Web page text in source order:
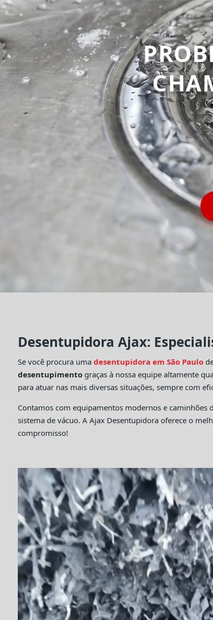
Desentupidora Ajax:
Se você procura uma desentupidora em São Paulo
desentupimentograças à nossa equipe altamente
para atuar nas mais diversas situações, sempre com
Contamos com equipamentos modernos e caminhões
sistema de vácuo. A Ajax Desentupidora oferece o
compromisso!